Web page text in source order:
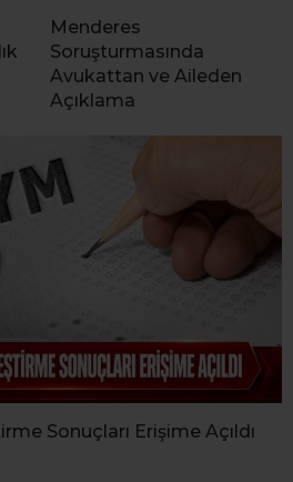
Menderes
Soruşturmasında
Avukattan ve Aileden
Açıklama
Sonuçları Erişime Açıldı